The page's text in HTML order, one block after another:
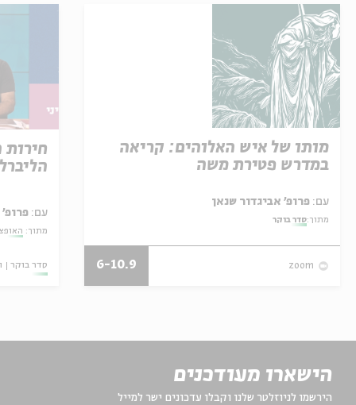
מותו של איש האלוהים: קריאה
במדרש פטירת משה
עם:
מתוך:סדר בוקר
zoom
6-10.9
עם: פרופ'
מתוך:
סדר בוקר
הישארו מעודכנים
הירשמו לניוזלטר שלנו וקבלו עדכונים ישר למייל